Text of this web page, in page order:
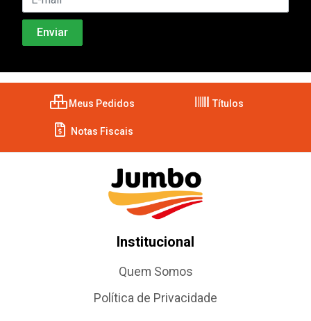
Meus Pedidos Títulos
Notas Fiscais
Institucional
Quem Somos
Política de Privacidade